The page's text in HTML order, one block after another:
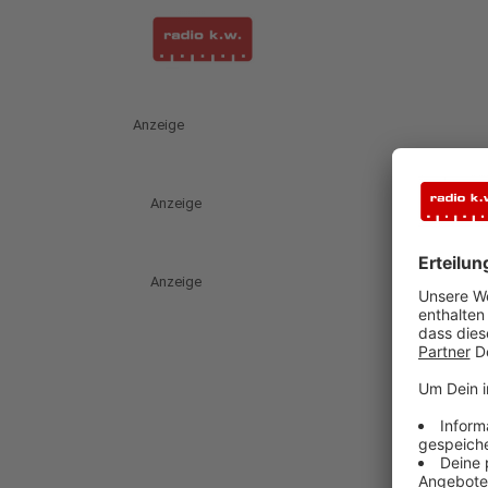
Anzeige
Anzeige
Anzeige